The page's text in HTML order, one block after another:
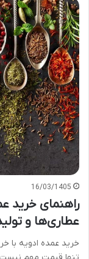
16/03/1405
عطاری‌ها و
خرید عمده ادویه با